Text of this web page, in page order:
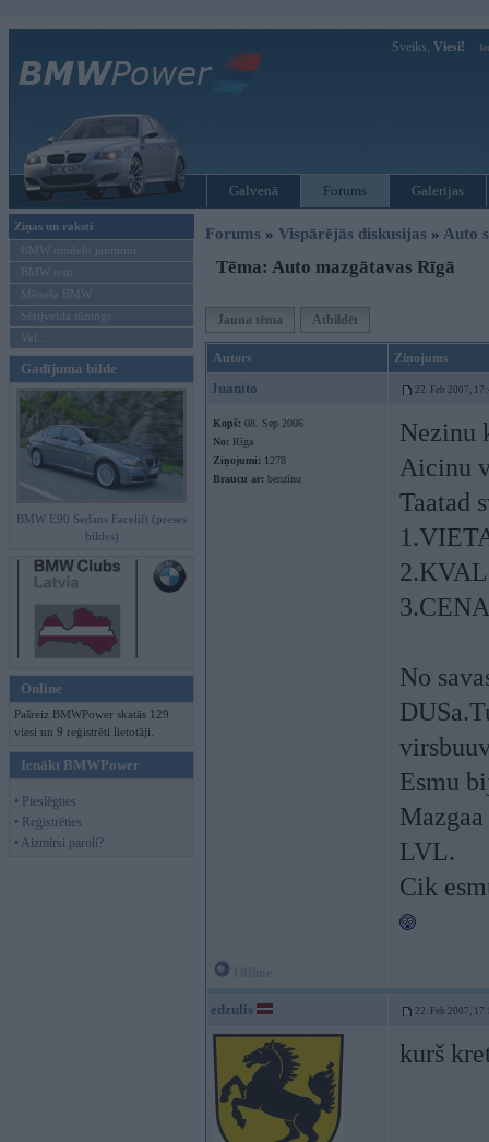
Sveiks, Viesi!
Galvenā Forums Galerijas
Ziņas un raksti
BMW modeļu jaunumi
BMW testi
Mēneša BMW
Sērijveida tūnings
Vel...
Gadījuma bilde
BMW E90 Sedans Facelift (preses
bildes)
Online
Pašreiz BMWPower skatās 129
viesi un 9 reģistrēti lietotāji.
Ienākt BMWPower
• Pieslēgties
• Reģistrēties
• Aizmirsi paroli?
Forums » Vispārējās diskusijas » Auto
Tēma: Auto mazgātavas Rīgā
Jauna tēma Atbildēt
Autors Ziņojums
Juanito 22. Feb 2007,
Kopš: 08. Sep 2006
No: Rīga
Ziņojumi: 1278
Braucu ar: benzīnu
Nezinu
Aicinu
Taatad
3.CENA
No
Esmu
LVL.
Cik
edzulis 22. Feb 2007,
kurš